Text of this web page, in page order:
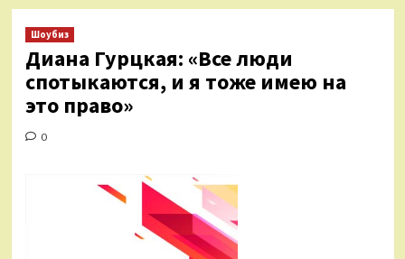
Шоубиз
Диана Гурцкая: «Все люди
спотыкаются, и я тоже имею на
это право»
0